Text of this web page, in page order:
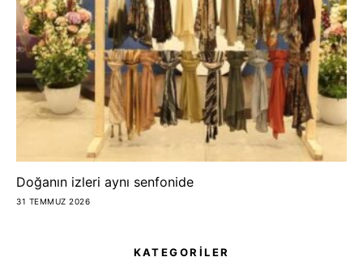
Doğanın izleri aynı senfonide
31 TEMMUZ 2026
KATEGORİLER